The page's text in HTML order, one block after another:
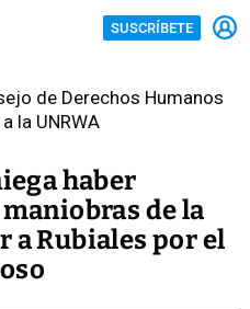
SUSCRÍBETE
de Derechos Humanos
la UNRWA
haber
de la
a Rubiales por el